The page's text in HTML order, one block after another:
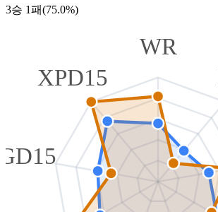
3승 1패(75.0%)
WR
XPD15